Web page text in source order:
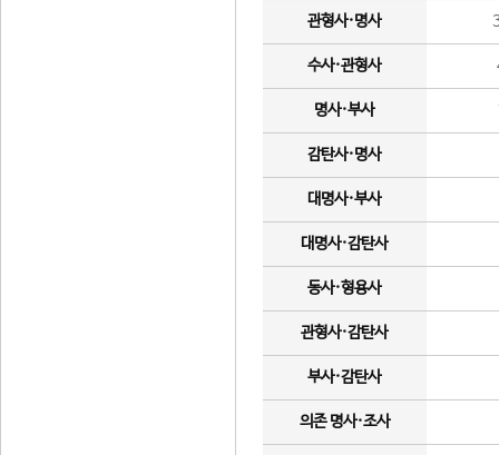
관형사·명사
수사·관형사
명사·부사
감탄사·명사
대명사·부사
대명사·감탄사
동사·형용사
관형사·감탄사
부사·감탄사
의존 명사·조사